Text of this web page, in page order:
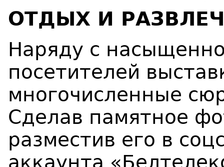
ОТДЫХ И
Наряду с
посетителей
многочисленные
Сделав памятное
разместив его в
аккаунта